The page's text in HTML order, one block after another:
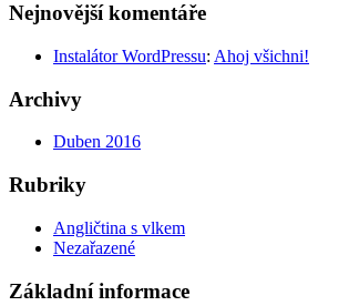
Nejnovější komentáře
Instalátor WordPressu: Ahoj všichni!
Archivy
Duben 2016
Rubriky
Angličtina s vlkem
Nezařazené
Základní informace